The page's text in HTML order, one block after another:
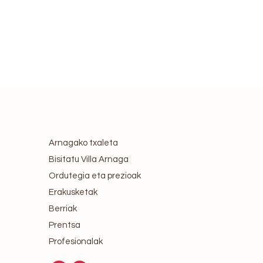
Arnagako txaleta
Bisitatu Villa Arnaga
Ordutegia eta prezioak
Erakusketak
Berriak
Prentsa
Profesionalak